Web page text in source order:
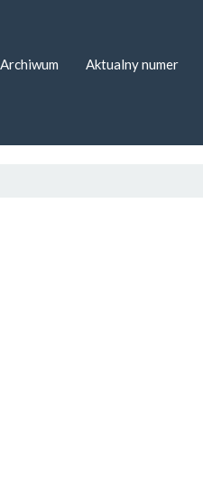
Archiwum Aktualny numer